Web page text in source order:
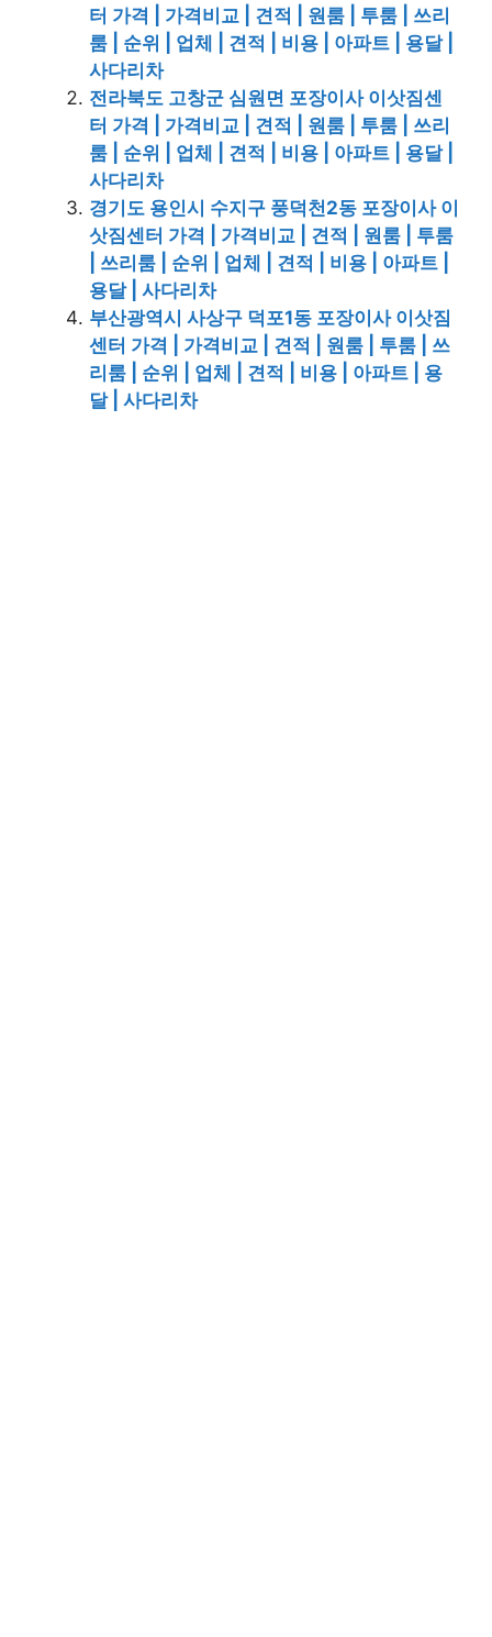
터 가격 | 가격비교 | 견적 | 원룸 | 투룸 | 쓰리
룸 | 순위 | 업체 | 견적 | 비용 | 아파트 | 용달 |
사다리차
전라북도 고창군 심원면 포장이사 이삿짐센
터 가격 | 가격비교 | 견적 | 원룸 | 투룸 | 쓰리
룸 | 순위 | 업체 | 견적 | 비용 | 아파트 | 용달 |
사다리차
경기도 용인시 수지구 풍덕천2동 포장이사 이
삿짐센터 가격 | 가격비교 | 견적 | 원룸 | 투룸
| 쓰리룸 | 순위 | 업체 | 견적 | 비용 | 아파트 |
용달 | 사다리차
부산광역시 사상구 덕포1동 포장이사 이삿짐
센터 가격 | 가격비교 | 견적 | 원룸 | 투룸 | 쓰
리룸 | 순위 | 업체 | 견적 | 비용 | 아파트 | 용
달 | 사다리차